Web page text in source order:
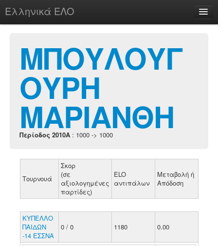
Ελληνικά ΕΛΟ
chesstu.be @ discord
Login
ΜΠΟΥΛΟΥΓ
ΟΥΡΗ
ΜΑΡΙΑΝΘΗ
Περίοδος 2010A : 1000 -> 1000
Τουρνουά
Σκορ
(σε
αξιολογημένες
παρτίδες)
ELO
αντιπάλων
Μεταβολή ή
Απόδοση
ΚΥΠΕΛΛΟ
ΠΑΙΔΩΝ
-14 ΕΣΣΝΑ
0 / 0 1180 0.00